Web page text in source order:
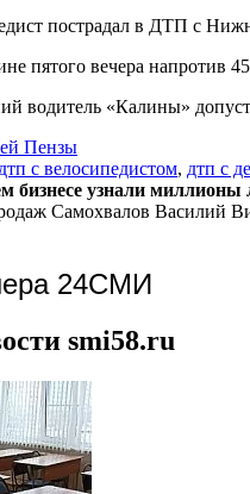
пострадал в ДТП с
пятого вечера напротив
водитель «Калины»
Пензы
дтп с велосипедистом, дтп с
бизнесе узнали миллионы
Самохвалов Василий
24СМИ
smi58.ru